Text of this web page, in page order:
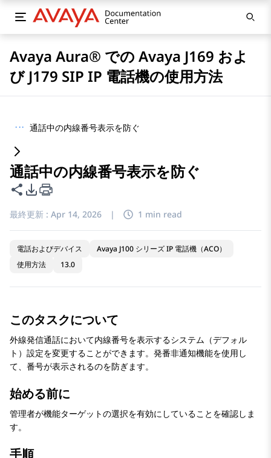
Avaya Aura® での Avaya J169 およ
び J179 SIP IP 電話機の使用方法
··· 通話中の内線番号表示を防ぐ
通話中の内線番号表示を防ぐ
このページを共有
PDFエクスポートオプション
最終更新 : Apr 14, 2026 | 1 min read
電話およびデバイス
Avaya J100 シリーズ IP 電話機（ACO）
使用方法
13.0
このタスクについて
外線発信通話において内線番号を表示するシステム（デフォル
ト）設定を変更することができます。発番非通知機能を使用し
て、番号が表示されるのを防ぎます。
始める前に
管理者が機能ターゲットの選択を有効にしていることを確認しま
す。
手順